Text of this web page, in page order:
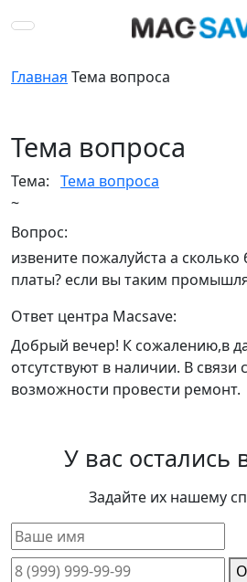
Главная Тема вопроса
Тема вопроса
Тема: Тема вопроса
~
Вопрос:
извените пожалуйста а сколько
платы? если вы таким
Ответ центра Macsave:
Добрый вечер! К сожалению,в
отсутствуют в наличии. В связи
возможности провести ремонт.
У вас остались
Задайте их нашему